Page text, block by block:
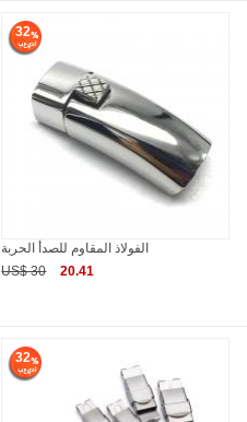
32
الفولاذ المقاوم للصدأ الحربة
US$ 30
20.41
32